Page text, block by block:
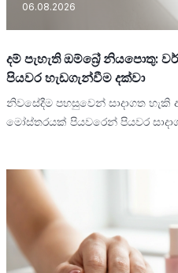
06.08.2026
දම් පැහැති ඔම්බ්‍රේ නියපොතු:
පියවර හැඩගැන්වීම දක්වා
නිවසේදීම පහසුවෙන් සාදාගත හැකි
මෝස්තරයක් පියවරෙන් පියවර